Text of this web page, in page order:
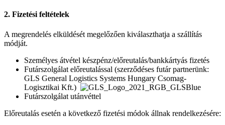
2. Fizetési feltételek
A megrendelés elküldését megelőzően kiválaszthatja a szállítás
módját.
Személyes átvétel készpénz/előreutalás/bankkártyás fizetés
Futárszolgálat előreutalással (szerződéses futár partnerünk:
GLS General Logistics Systems Hungary Csomag-
Logisztikai Kft.)
Futárszolgálat utánvéttel
Előreutalás esetén a következő fizetési módok állnak rendelkezésére: